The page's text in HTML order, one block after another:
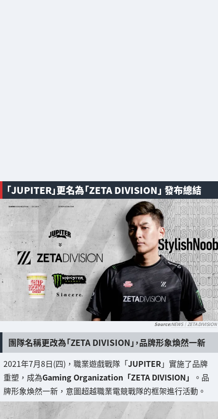
「JUPITER」更名為「ZETA DIVISION」 發布總結
NEWS｜ZETA DIVISION
團隊名稱更改為「ZETA DIVISION」，品牌形象煥然一新
2021年7月8日(四)，職業遊戲戰隊「JUPITER」實施了品牌
重塑，成為Gaming Organization「ZETA DIVISION」
。品
牌形象煥然一新，意圖超越職業電競戰隊的框架進行活動。